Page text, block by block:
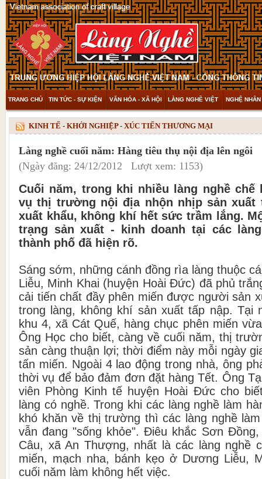
TRANG CHỦ TIN TỨC - SỰ KIỆN VĂN HÓA - XÃ HỘI LÀNG NGHỀ VIỆT NGHỆ
THAM KHẢO & KHÁM PHÁ VIDEO
KINH TẾ - KHỞI NGHIỆP - XÚC TIẾN THƯƠNG MẠI
Làng nghề cuối năm: Hàng tiêu thụ nội địa lên ngôi
(Ngày đăng: 24/12/2012 Lượt xem: 1153)
Cuối năm, trong khi nhiều làng nghề chế
vụ thị trường nội địa nhộn nhịp sản xuất
xuất khẩu, không khí hết sức trầm lắng.
trạng sản xuất - kinh doanh tại các
thành phố đã hiện rõ.
Sáng sớm, những cánh đồng rìa làng thuộc
Liễu, Minh Khai (huyện Hoài Đức) đã phủ
cải tiến chất đầy phên miến được người sản
trong làng, không khí sản xuất tấp nập. Tại
khu 4, xã Cát Quế, hàng chục phên miến
Ông Học cho biết, càng về cuối năm, thị
sản càng thuận lợi; thời điểm này mỗi ngày
tấn miến. Ngoài 4 lao động trong nhà, ông
thời vụ để bảo đảm đơn đặt hàng Tết. Ông
viên Phòng Kinh tế huyện Hoài Đức cho
làng có nghề. Trong khi các làng nghề làm
khó khăn về thị trường thì các làng nghề
vẫn đang "sống khỏe". Điêu khắc Sơn
Câu, xã An Thượng, nhất là các làng nghề
miến, mạch nha, bánh kẹo ở Dương Liễu,
cuối năm làm không hết việc.